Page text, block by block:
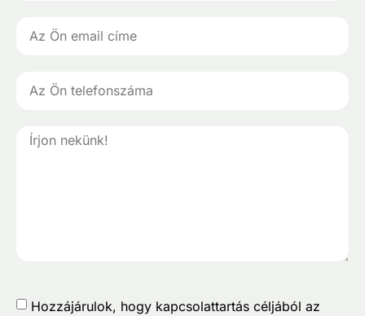
Hozzájárulok, hogy kapcsolattartás céljából az